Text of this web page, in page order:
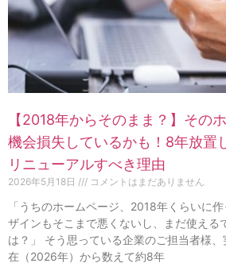
【2018年からそのまま？】その
機会損失しているかも！8年放置
リニューアルすべき理由
2026年5月18日 コメントはまだありません
「うちのホームページ、2018年くらいに
ザインもそこまで悪くないし、まだ使える
は？」 そう思っている企業のご担当者様
在（2026年）から数えて約8年